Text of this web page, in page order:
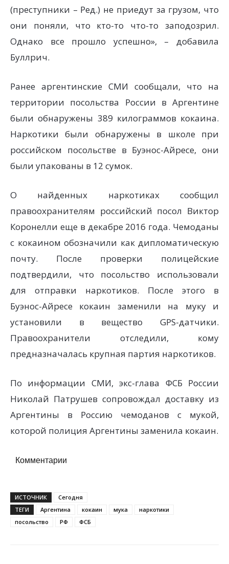
(преступники – Ред.) не приедут за грузом, что
они поняли, что кто-то что-то заподозрил.
Однако все прошло успешно», – добавила
Буллрич.
Ранее аргентинские СМИ сообщали, что на
территории посольства России в Аргентине
были обнаружены 389 килограммов кокаина.
Наркотики были обнаружены в школе при
российском посольстве в Буэнос-Айресе, они
были упакованы в 12 сумок.
О найденных наркотиках сообщил
правоохранителям российский посол Виктор
Коронелли еще в декабре 2016 года. Чемоданы
с кокаином обозначили как дипломатическую
почту. После проверки полицейские
подтвердили, что посольство использовали
для отправки наркотиков. После этого в
Буэнос-Айресе кокаин заменили на муку и
установили в вещество GPS-датчики.
Правоохранители отследили, кому
предназначалась крупная партия наркотиков.
По информации СМИ, экс-глава ФСБ России
Николай Патрушев сопровождал доставку из
Аргентины в Россию чемоданов с мукой,
которой полиция Аргентины заменила кокаин.
Комментарии
ИСТОЧНИК
Сегодня
ТЕГИ
Аргентина кокаин мука
наркотики
посольство
РФ ФСБ